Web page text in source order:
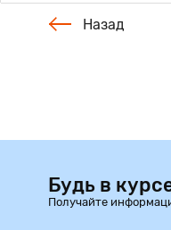
Назад
Будь в
Получайте